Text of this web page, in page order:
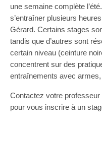
Contact
une semaine complète
s’entraîner plusieurs
Gérard. Certains stages
tandis que d’autres sont
certain niveau (ceinture
concentrent sur des
entraînements avec
Contactez votre
pour vous inscrire à un